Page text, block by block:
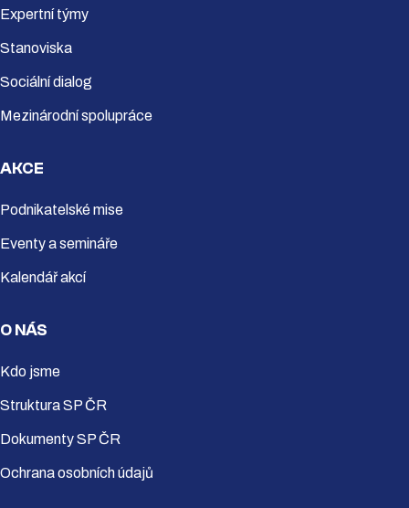
Expertní týmy
Stanoviska
Sociální dialog
Mezinárodní spolupráce
AKCE
Podnikatelské mise
Eventy a semináře
Kalendář akcí
O NÁS
Kdo jsme
Struktura SP ČR
Dokumenty SP ČR
Ochrana osobních údajů